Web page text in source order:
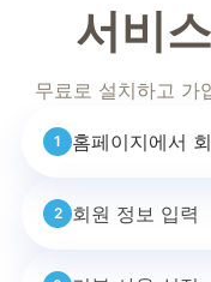
서비스
무료로 설치하고 가
1 홈페이지에서
2 회원 정보 입력